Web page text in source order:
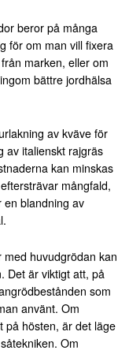
beror på många
för om man vill fixera
marken, eller om
bättre jordhälsa
av kväve för
av italienskt rajgräs
kan minskas
mångfald,
en blandning av
huvudgrödan kan
Det är viktigt att, på
som
använt. Om
på hösten, är det läge
Om